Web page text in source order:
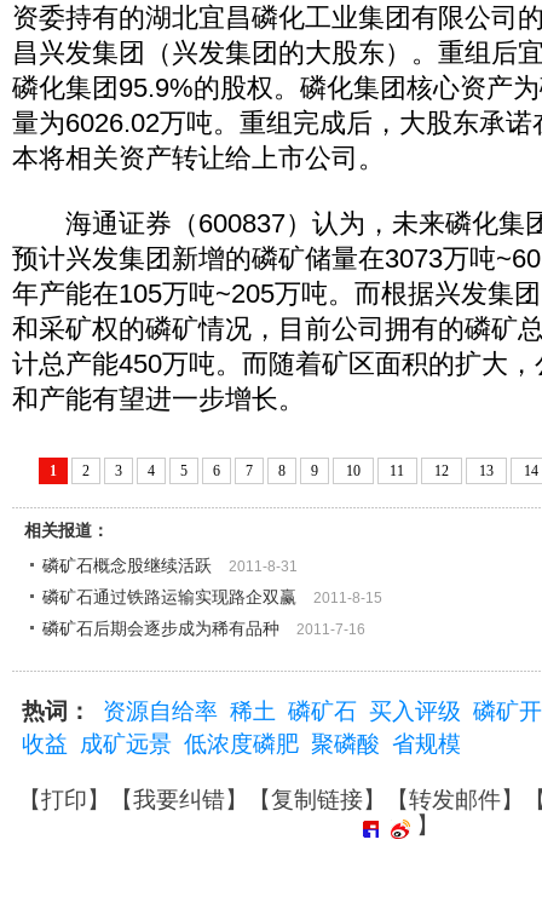
资委持有的湖北宜昌磷化工业集团有限公司
昌兴发集团（兴发集团的大股东）。重组后
磷化集团95.9%的股权。磷化集团核心资产
量为6026.02万吨。重组完成后，大股东承
本将相关资产转让给上市公司。
海通证券（600837）认为，未来磷化集
预计兴发集团新增的磷矿储量在3073万吨
年产能在105万吨~205万吨。而根据兴发集
和采矿权的磷矿情况，目前公司拥有的磷矿
计总产能450万吨。而随着矿区面积的扩大
和产能有望进一步增长。
1 2 3 4 5 6 7 8 9 10 11 12 13 14
相关报道：
磷矿石概念股继续活跃
2011-8-31
磷矿石通过铁路运输实现路企双赢 2011-8-15
磷矿石后期会逐步成为稀有品种 2011-7-16
热词： 资源自给率 稀土 磷矿石 买入评级 磷矿
收益
成矿远景 低浓度磷肥 聚磷酸 省规模
【打印】【我要纠错】【复制链接】【转发邮件】
】